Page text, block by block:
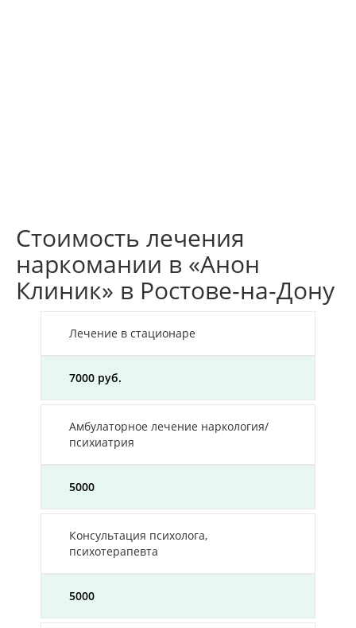
Стоимость лечения
наркомании в «Анон
Клиник» в Ростове-на-Дону
Лечение в стационаре
7000 руб.
Амбулаторное лечение наркология/
психиатрия
5000
Консультация психолога,
психотерапевта
5000